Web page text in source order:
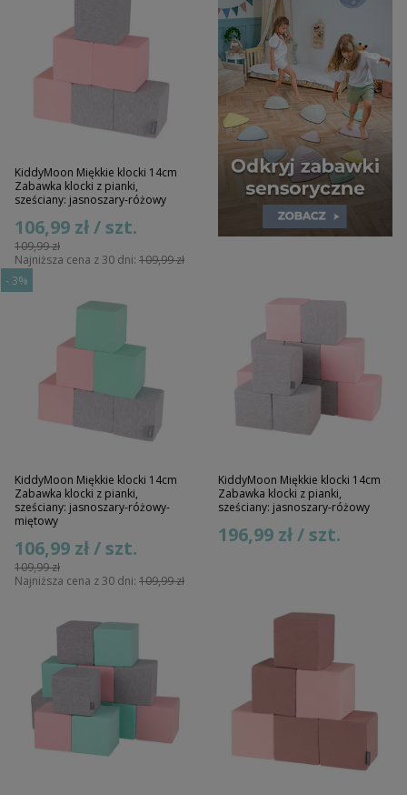
KiddyMoon Miękkie klocki 14cm
Zabawka klocki z pianki,
sześciany: jasnoszary-różowy
109,99 zł
106,99 zł / szt.
Najniższa cena z 30 dni: 109,99 zł
- 3%
KiddyMoon Miękkie klocki 14cm
Zabawka klocki z pianki,
sześciany: jasnoszary-różowy-
miętowy
109,99 zł
106,99 zł / szt.
Najniższa cena z 30 dni: 109,99 zł
KiddyMoon Miękkie klocki 14cm
Zabawka klocki z pianki,
sześciany: jasnoszary-różowy
196,99 zł / szt.